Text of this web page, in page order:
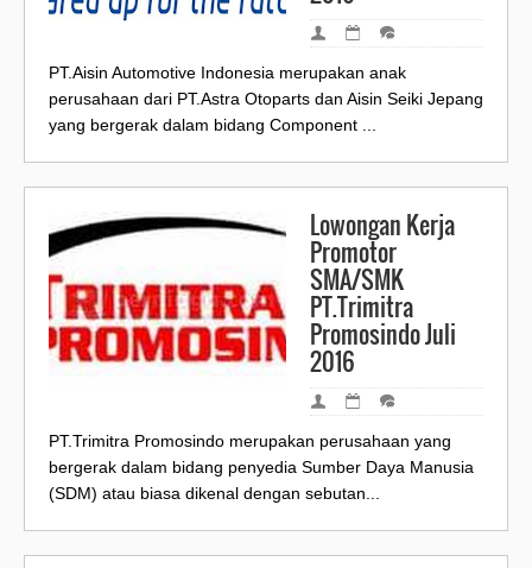
PT.Aisin Automotive Indonesia merupakan anak
perusahaan dari PT.Astra Otoparts dan Aisin Seiki Jepang
yang bergerak dalam bidang Component ...
Lowongan Kerja
Promotor
SMA/SMK
PT.Trimitra
Promosindo Juli
2016
PT.Trimitra Promosindo merupakan perusahaan yang
bergerak dalam bidang penyedia Sumber Daya Manusia
(SDM) atau biasa dikenal dengan sebutan...